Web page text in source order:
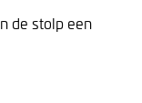
de stolp een